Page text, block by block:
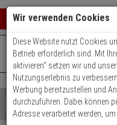
0
Shop
durchsuchen
+49 (0)821 899 493-0Mo. -
Wir verwenden Cookies
Diese Website nutzt Cookies
Betrieb erforderlich sind. Mit
aktivieren“ setzen wir und
Nutzungserlebnis zu
Werbung bereitzustellen und
durchzuführen. Dabei können
Adresse verarbeitet werden,